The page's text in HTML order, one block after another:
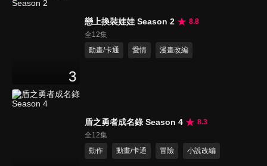
3
戀上換裝娃娃 Season 2
8.8
全12集
動畫/卡通
愛情 漫畫改編
盾之勇者成名錄 Season 4
8.3
全12集
動作
動畫/卡通 冒險 小說改編